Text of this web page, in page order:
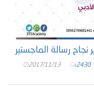
2017/11/13 2430